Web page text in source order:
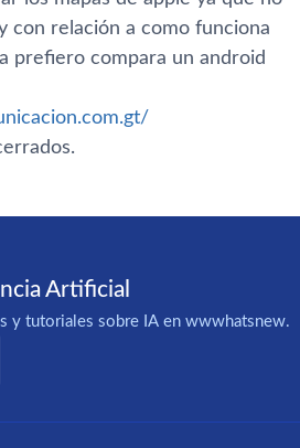
con relación a como funciona
prefiero compara un android
Artificial
y tutoriales sobre IA en wwwhatsnew.